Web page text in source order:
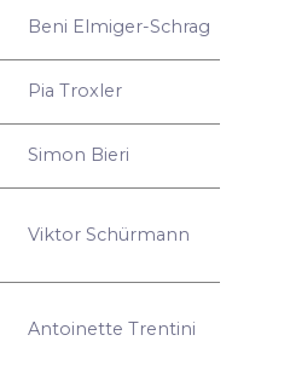
Beni Elmiger-Schrag
Pia Troxler
Simon Bieri
Viktor Schürmann
Antoinette Trentini